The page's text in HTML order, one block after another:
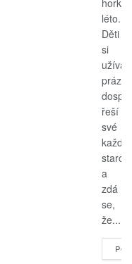
léto.
Děti
si
užívají
řeší
své
a
zdá
se,
že...